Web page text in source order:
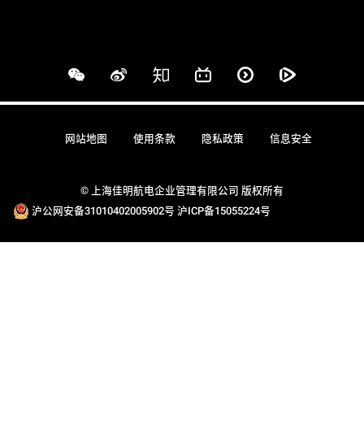
© 上海佳明航电企业管理有限公司 版权所有
沪公网安备31010402005902号 沪ICP备15055224号
网站地图 使用条款 隐私政策 信息安全